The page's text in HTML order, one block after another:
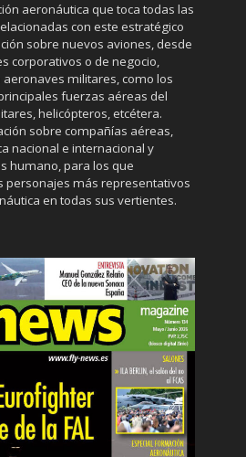
aeronáutica que toca todas las
con este estratégico
sobre nuevos aviones, desde
corporativos o de negocio,
militares, como los
fuerzas aéreas del
helicópteros, etcétera.
sobre compañías aéreas,
nacional e internacional y
humano, para los que
personajes más representativos
en todas sus vertientes.